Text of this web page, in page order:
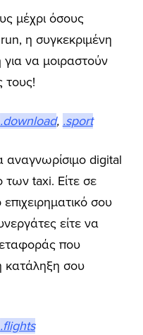
μέχρι όσους
η συγκεκριμένη
να μοιραστούν
τους!
.download, .sport
αναγνωρίσιμο digital
των taxi. Είτε σε
σου
είτε να
που
κατάληξη σου
.flights